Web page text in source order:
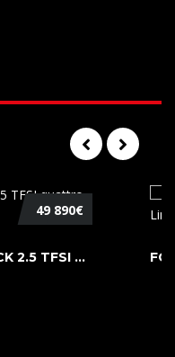
49 890€
AUDI RS 3 SPORTBACK 2.5 TFSI QUATTR ...